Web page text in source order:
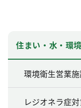
住まい・水・環
環境衛生営業
レジオネラ症